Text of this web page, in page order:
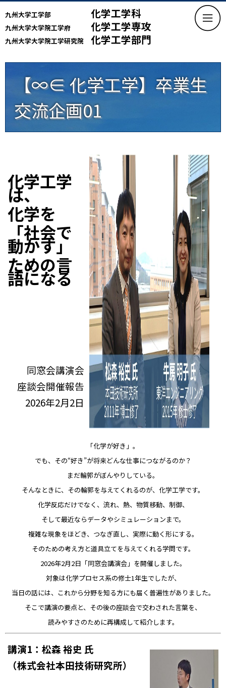
九州大学工学部 化学工学科
九州大学大学院工学府 化学工学専攻
九州大学大学院工学研究院 化学工学部門
【∞∈ 化学工学】卒業生
交流企画01
化学工学
は、
化学を
「社会で
動かす」
ための言
語になる
同窓会講演会
座談会開催報告
2026年2月2日
「化学が好き」。
でも、その“好き”が将来どんな仕事につながるのか？
まだ輪郭がぼんやりしている。
そんなときに、その輪郭を与えてくれるのが、化学工学です。
化学反応だけでなく、流れ、熱、物質移動、制御、
そして最近ならデータやシミュレーションまで。
複雑な現象をほどき、つなぎ直し、実際に動く形にする。
そのための考え方と道具立てを与えてくれる学問です。
2026年2月2日「同窓会講演会」を開催しました。
対象は化学プロセス系の修士1年生でしたが、
当日の話には、これから分野を知る方にも届く普遍性がありました。
そこで講演の要点と、その後の座談会で交わされた言葉を、
読みやすさのために再構成して紹介します。
講演1：松森 裕史 氏
（株式会社本田技術研究所）